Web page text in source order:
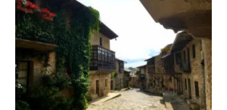
Porrón de Citas de 2026 en Moradillo de
Roa